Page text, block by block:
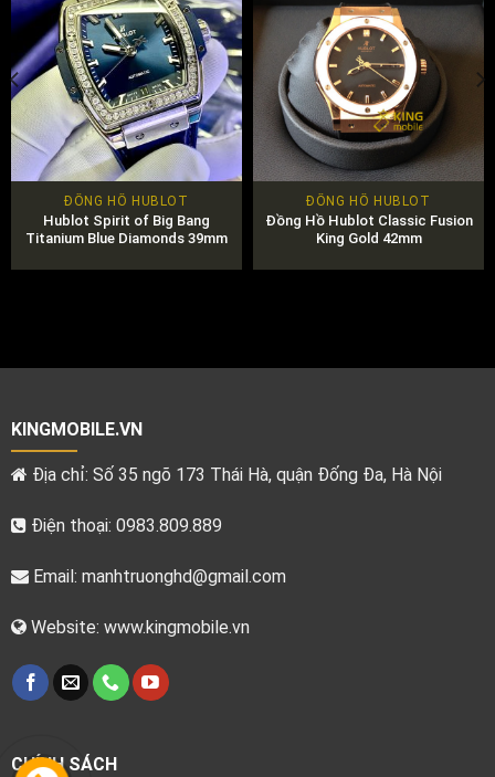
ĐỒNG HỒ HUBLOT
Hublot Spirit of Big Bang
Titanium Blue Diamonds 39mm
ĐỒNG HỒ HUBLOT
Đồng Hồ Hublot Classic Fusion
King Gold 42mm
KINGMOBILE.VN
Địa chỉ: Số 35 ngõ 173 Thái Hà, quận Đống Đa, Hà Nội
Điện thoại: 0983.809.889
Email: manhtruonghd@gmail.com
Website: www.kingmobile.vn
CHÍNH SÁCH